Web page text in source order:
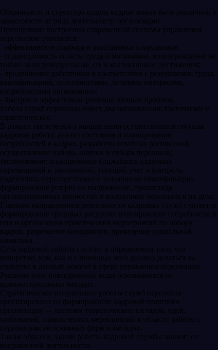
Обязанности и структура отдела кадров может быть различной в
зависимости от вида деятельности организации.
Принципами построения современной системы управления
персоналом считаются:
- эффективность подбора и расстановки сотрудников;
- справедливость оплаты труда и мотивации, вознаграждение не
только за индивидуальные, но и коллективные достижения;
- продвижение работников в соответствии с результатами труда,
квалификацией, способностями, личными интересами,
потребностями организации;
- быстрое и эффективное решение личных проблем.
Работа служб персонала имеет два направления: тактическое и
стратегическое.
В рамках тактического направления осуществляется текущая
кадровая работа: анализ состояния и планирование
потребностей в кадрах, разработка штатных расписаний,
осуществление набора, оценки и отбора персонала;
тестирование; планирование ближайших кадровых
перемещений и увольнений, текущий учет и контроль,
подготовка, переподготовка и повышение квалификации,
формирование резерва на выдвижение, пропаганда
организационных ценностей и воспитание персонала в их духе.
Главным направлением деятельности кадровых служб считается
формирование трудовых ресурсов: планирование потребности в
них и организация практических мероприятий по набору
кадров, разрешение конфликтов, проведение социальной
политики.
Суть кадровой работы состоит в определении того, что
конкретно, кем, как и с помощью чего должно делаться на
практике в данный момент в сфере управления персоналом.
Решение этих повседневных задач основывается на
административных методах.
Стратегическое направление работы служб персонала
ориентировано на формирование кадровой политики
организации — системы теоретических взглядов, идей,
требований, практических мероприятий в области работы с
персоналом, ее основных форм и методов.
Таким образом, задачи работы кадровой службы зависят от
направлений деятельности.